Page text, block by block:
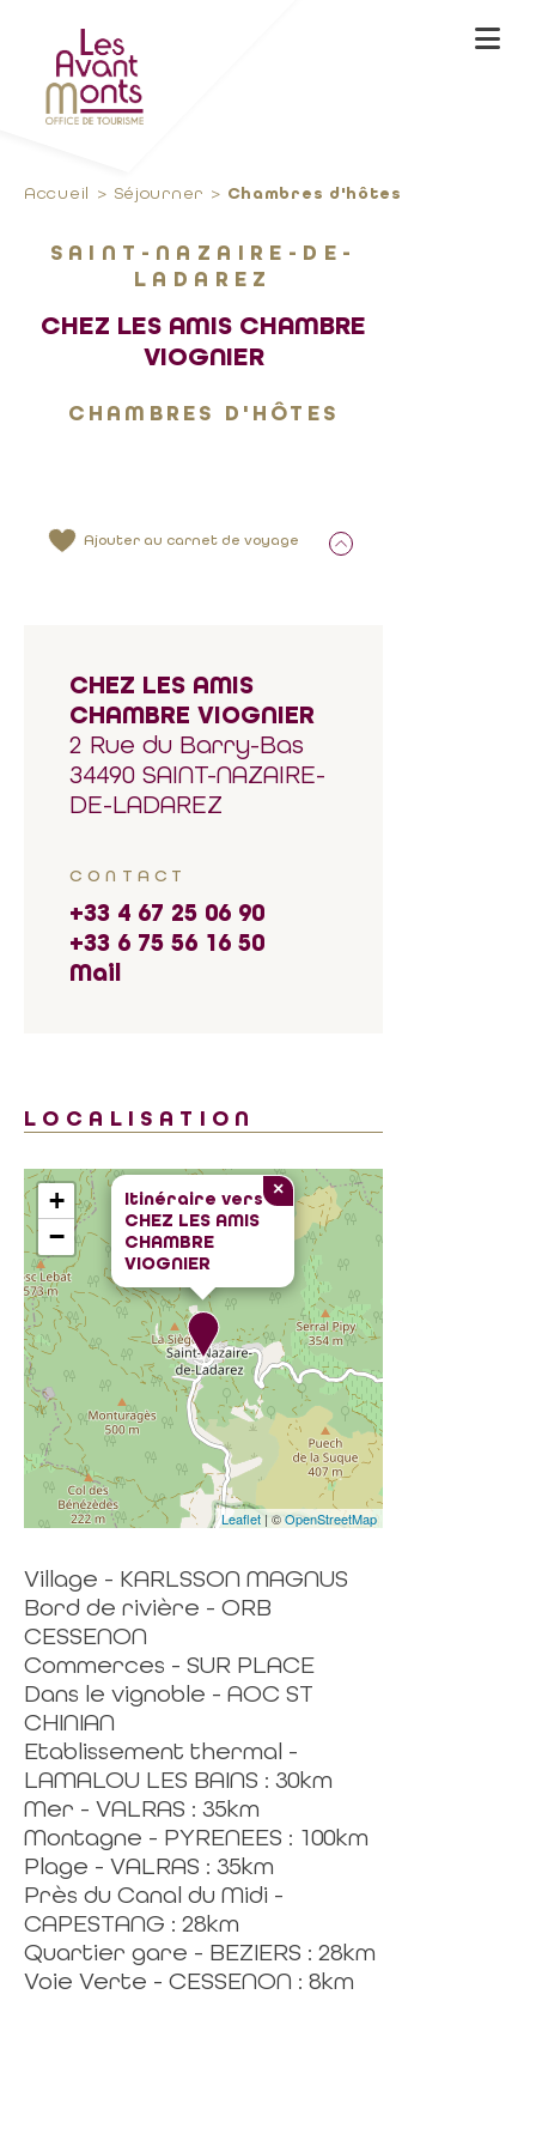
Accueil Séjourner Chambres d'hôtes
SAINT-NAZAIRE-DE-
LADAREZ
CHEZ LES AMIS CHAMBRE
VIOGNIER
CHAMBRES D'HÔTES
Ajouter au carnet de voyage
CHEZ LES AMIS
CHAMBRE VIOGNIER
2 Rue du Barry-Bas
34490 SAINT-NAZAIRE-
DE-LADAREZ
CONTACT
+33 4 67 25 06 90
+33 6 75 56 16 50
Mail
LOCALISATION
Itinéraire vers
CHEZ LES AMIS
CHAMBRE
VIOGNIER
×
+
−
Leaflet | ©OpenStreetMap
Village - KARLSSON MAGNUS
Bord de rivière - ORB
CESSENON
Commerces - SUR PLACE
Dans le vignoble - AOC ST
CHINIAN
Etablissement thermal -
LAMALOU LES BAINS : 30km
Mer - VALRAS : 35km
Montagne - PYRENEES : 100km
Plage - VALRAS : 35km
Près du Canal du Midi -
CAPESTANG : 28km
Quartier gare - BEZIERS : 28km
Voie Verte - CESSENON : 8km